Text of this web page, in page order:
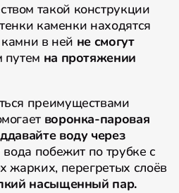
такой конструкции
каменки находятся
камни в ней не смогут
путем на протяжении
преимуществами
воронка-паровая
воду через
побежит по трубке с
жарких, перегретых слоёв
насыщенный пар.